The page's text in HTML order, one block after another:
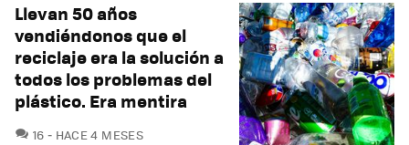
Llevan 50 años
vendiéndonos que el
reciclaje era la solución a
todos los problemas del
plástico. Era mentira
16 COMENTARIOS
HACE 4 MESES